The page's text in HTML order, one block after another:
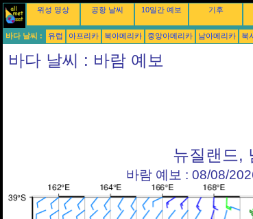
위성 영상 공항 날씨 10일간 예보 기후
바다 날씨 : 유럽 아프리카 북아메리카 중앙아메리카 남아메리카 북
바다 날씨 : 바람 예보
뉴질랜드,
바람 예보 : 08/08/